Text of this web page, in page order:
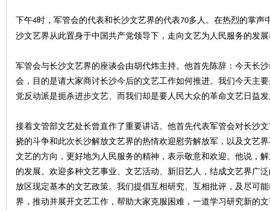
下午4时，军管会的代表和长沙文艺界的代表70多人。在热烈的掌声
沙文艺界从此置身于中国共产党领导下，走向文艺为人民服务的发
军管会与长沙文艺界的座谈会由胡代炜主持。他首先陈辞 ： 今天长
会，目的是请大家商讨长沙今后的文艺工作如何推进。我们今天主
党反动派是扼杀进步文艺、而我们却是要人民大众的革命文艺日益
接着文管部文艺处长曾直作了重要讲话。他首先代表军管会对长沙
挠的斗争和此次长沙解放文艺界的热情欢迎慰劳解放军，以及文艺
文艺的方向，更好地为人民服务的精神，表示敬意和欢迎。他说，
的发展。欢迎多种文艺事业、 文艺活动、 新旧艺人，结成文艺界广
放区现定基本的文艺政策。我们提倡互相研究、互相批评，及尽可
界，推动并展开文艺工作，帮助大家克服困难，一道学习研究新的